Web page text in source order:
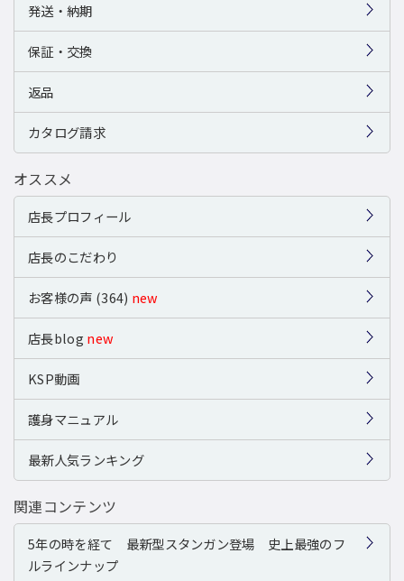
発送・納期
保証・交換
返品
カタログ請求
オススメ
店長プロフィール
店長のこだわり
お客様の声 (364) new
店長blog new
KSP動画
護身マニュアル
最新人気ランキング
関連コンテンツ
5年の時を経て 最新型スタンガン登場 史上最強のフ
ルラインナップ